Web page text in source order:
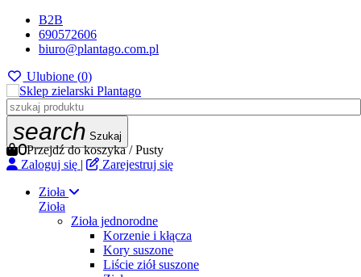
B2B
690572606
biuro@plantago.com.pl
Ulubione (0)
search Szukaj
0Przejdź do koszyka /Pusty
Zaloguj się |
Zarejestruj się
Zioła
Zioła
Zioła jednorodne
Korzenie i kłącza
Kory suszone
Liście ziół suszone